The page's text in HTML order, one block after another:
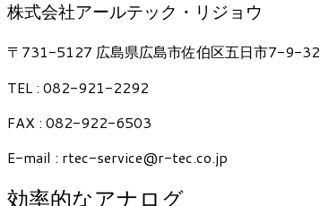
株式会社アールテック・リジョウ
〒731-5127 広島県広島市佐伯区五日市7-9-32
TEL : 082-921-2292
FAX : 082-922-6503
E-mail : rtec-service@r-tec.co.jp
効率的なアナログ